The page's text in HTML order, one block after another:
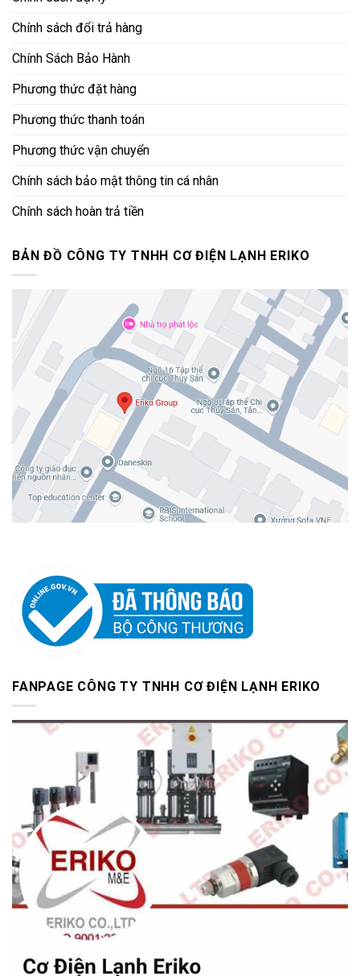
Chính sách đổi trả hàng
Chính Sách Bảo Hành
Phương thức đặt hàng
Phương thức thanh toán
Phương thức vận chuyển
Chính sách bảo mật thông tin cá nhân
Chính sách hoàn trả tiền
BẢN ĐỒ CÔNG TY TNHH CƠ ĐIỆN LẠNH ERIKO
FANPAGE CÔNG TY TNHH CƠ ĐIỆN LẠNH ERIKO